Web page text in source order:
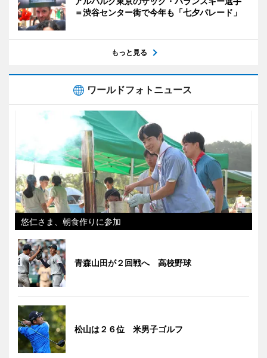
＝渋谷センター街で今年も「七夕パレード」
もっと見る
ワールドフォトニュース
悠仁さま、朝食作りに参加
青森山田が２回戦へ 高校野球
松山は２６位 米男子ゴルフ